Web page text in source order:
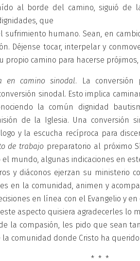
al borde del camino, siguió de
que
humano. Sean, en
Déjense tocar, interpelar y
propio camino para hacerse
en camino sinodal. La conversión
sinodal. Esto implica
la común dignidad
de la Iglesia. Una conversión
y la escucha recíproca para
de trabajo preparatorio al próximo
mundo, algunas indicaciones en
y diáconos ejerzan su ministerio
en la comunidad, animen y
en línea con el Evangelio y
este aspecto quisiera agradecerles
la compasión, les pido que sean
comunidad donde Cristo ha
* * *